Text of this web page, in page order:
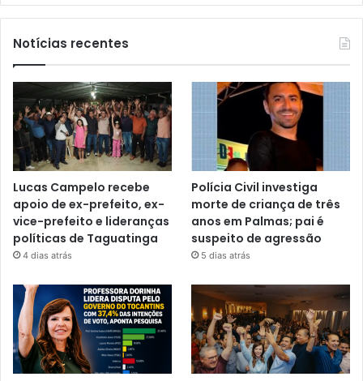
Notícias recentes
Lucas Campelo recebe
apoio de ex-prefeito, ex-
vice-prefeito e lideranças
políticas de Taguatinga
4 dias atrás
Polícia Civil investiga
morte de criança de três
anos em Palmas; pai é
suspeito de agressão
5 dias atrás